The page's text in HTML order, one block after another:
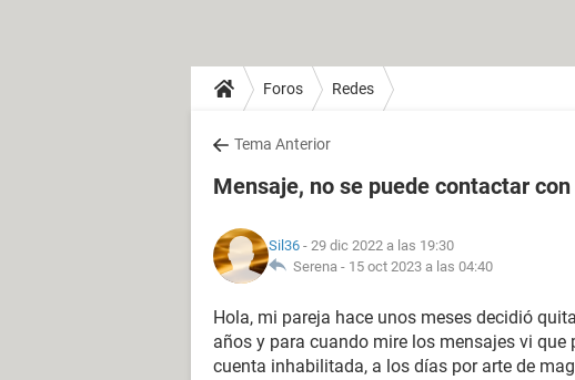
Foros Redes
Tema Anterior
Mensaje, no se puede contactar
Sil36 - 29 dic 2022 a las 19:30
Serena - 15 oct 2023 a las 04:40
Hola, mi pareja hace unos meses decidió
años y para cuando mire los mensajes vi
cuenta inhabilitada, a los días por arte de